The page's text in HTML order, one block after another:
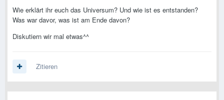
Wie erklärt ihr euch das Universum? Und wie ist es entstanden?
Was war davor, was ist am Ende davon?
Diskutiern wir mal etwas^^
Zitieren